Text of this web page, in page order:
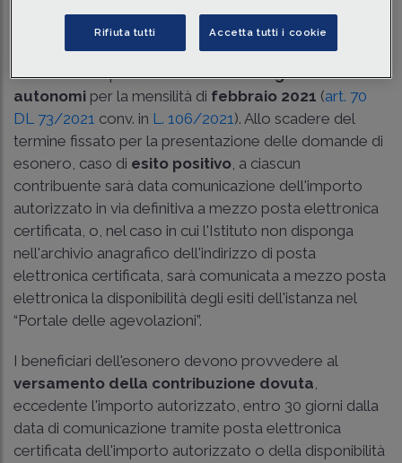
L'INPS comunica di averfissato l'importo definitivo
dell'esonero spettante ailavoratori agricoli
autonomi per la mensilità di febbraio 2021 (art. 70
DL 73/2021 conv. in L. 106/2021). Allo scadere del
termine fissato per la presentazione delle domande di
esonero, caso di esito positivo, a ciascun
contribuente sarà data comunicazione dell'importo
autorizzato in via definitiva a mezzo posta elettronica
certificata, o, nel caso in cui l'Istituto non disponga
nell'archivio anagrafico dell'indirizzo di posta
elettronica certificata, sarà comunicata a mezzo posta
elettronica la disponibilità degli esiti dell'istanza nel
“Portale delle agevolazioni”.
I beneficiari dell'esonero devono provvedere al
versamento della contribuzione dovuta,
eccedente l'importo autorizzato, entro 30 giorni dalla
data di comunicazione tramite posta elettronica
certificata dell'importo autorizzato o della disponibilità
Rifiuta tutti Accetta tutti i cookie